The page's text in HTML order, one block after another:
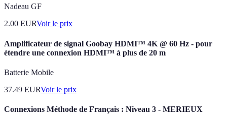
Nadeau GF
2.00 EURVoir le prix
Amplificateur de signal Goobay HDMI™ 4K @ 60 Hz - pour
étendre une connexion HDMI™ à plus de 20 m
Batterie Mobile
37.49 EURVoir le prix
Connexions Méthode de Français : Niveau 3 - MERIEUX